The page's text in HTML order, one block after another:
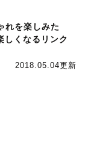
れを楽しみた
しくなるリンク
2018.05.04更新